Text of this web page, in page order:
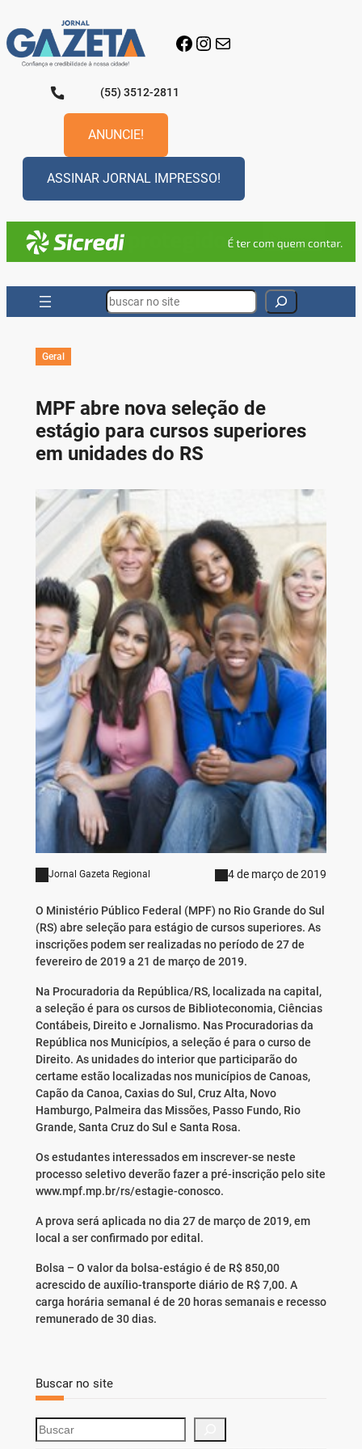
para
o
conteúdo
Facebook
Instagram
E-mail
(55) 3512-2811
ANUNCIE!
ASSINAR JORNAL IMPRESSO!
Search
Geral
MPF abre nova seleção de
estágio para cursos superiores
em unidades do RS
Jornal Gazeta Regional 4 de março de 2019
O Ministério Público Federal (MPF) no Rio Grande do Sul
(RS) abre seleção para estágio de cursos superiores. As
inscrições podem ser realizadas no período de 27 de
fevereiro de 2019 a 21 de março de 2019.
Na Procuradoria da República/RS, localizada na capital,
a seleção é para os cursos de Biblioteconomia, Ciências
Contábeis, Direito e Jornalismo. Nas Procuradorias da
República nos Municípios, a seleção é para o curso de
Direito. As unidades do interior que participarão do
certame estão localizadas nos municípios de Canoas,
Capão da Canoa, Caxias do Sul, Cruz Alta, Novo
Hamburgo, Palmeira das Missões, Passo Fundo, Rio
Grande, Santa Cruz do Sul e Santa Rosa.
Os estudantes interessados em inscrever-se neste
processo seletivo deverão fazer a pré-inscrição pelo site
www.mpf.mp.br/rs/estagie-conosco.
A prova será aplicada no dia 27 de março de 2019, em
local a ser confirmado por edital.
Bolsa – O valor da bolsa-estágio é de R$ 850,00
acrescido de auxílio-transporte diário de R$ 7,00. A
carga horária semanal é de 20 horas semanais e recesso
remunerado de 30 dias.
Buscar no site
S
e